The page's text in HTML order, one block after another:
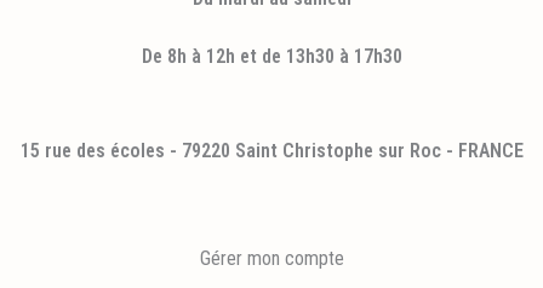
De 8h à 12h et de 13h30 à 17h30
15 rue des écoles - 79220 Saint Christophe sur Roc - FRANCE
Gérer mon compte